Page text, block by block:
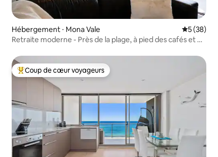
Hébergement ⋅ Mona Vale
5 (38)
Retraite moderne - Près de la plage, à pied des cafés et du
Coups de cœur voyageurs les plus appréciés
Coup de cœur voyageurs